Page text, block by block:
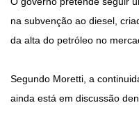
na subvenção ao diesel,
da alta do petróleo no
Segundo Moretti, a
ainda está em discussão